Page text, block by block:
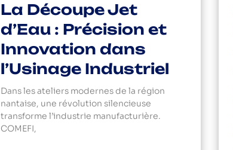
La Découpe Jet
d’Eau : Précision et
Innovation dans
l’Usinage Industriel
Dans les ateliers modernes de la région
nantaise, une révolution silencieuse
transforme l’industrie manufacturière.
COMEFI,